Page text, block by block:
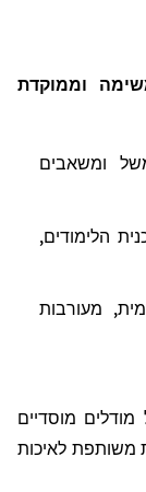
וממוקדת
ומשאבים
הלימודים,
מעורבות
מוסדיים
משותפת לאיכות